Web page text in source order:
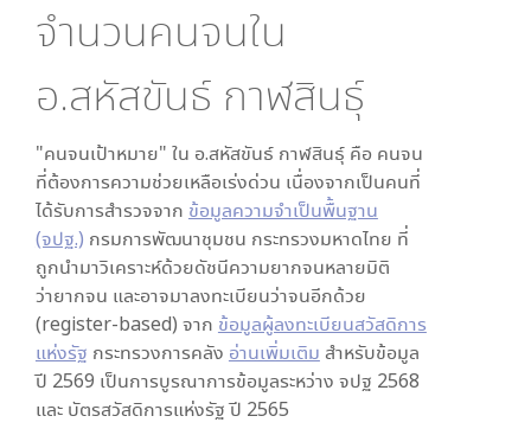
จำนวนคนจนใน
อ.สหัสขันธ์ กาฬสินธุ์
"คนจนเป้าหมาย" ใน อ.สหัสขันธ์ กาฬสินธุ์ คือ คนจน
ที่ต้องการความช่วยเหลือเร่งด่วน เนื่องจากเป็นคนที่
ได้รับการสำรวจจาก ข้อมูลความจำเป็นพื้นฐาน
(จปฐ.) กรมการพัฒนาชุมชน กระทรวงมหาดไทย ที่
ถูกนำมาวิเคราะห์ด้วยดัชนีความยากจนหลายมิติ
ว่ายากจน และอาจมาลงทะเบียนว่าจนอีกด้วย
(register-based) จาก ข้อมูลผู้ลงทะเบียนสวัสดิการ
แห่งรัฐ กระทรวงการคลัง อ่านเพิ่มเติม สำหรับข้อมูล
ปี 2569 เป็นการบูรณาการข้อมูลระหว่าง จปฐ 2568
และ บัตรสวัสดิการแห่งรัฐ ปี 2565